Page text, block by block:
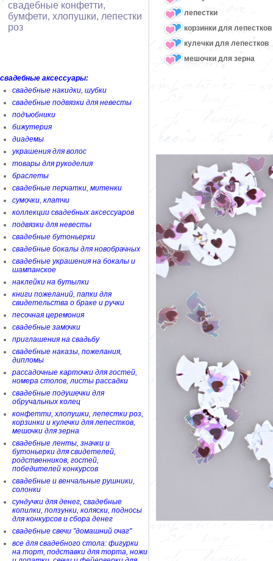
свадебные конфетти,
бумфети, хлопушки, лепестки
роз
свадебные аксессуары:
свадебные накидки, шубки
свадебные подвязки для невесты
подъюбники
бижутерия
диадемы
украшения для волос
товары для рукоделия
браслеты
свадебные перчатки, митенки
сумочки, клатчи
коллекции свадебных аксессуаров
подвязки для невесты
свадебные бутоньерки
свадебные бокалы для новобрачных
свадебные украшения на бокалы и
шампанское
наклейки на бутылки
книги пожеланий, папки для
свидетельства о браке и ручки
песочная церемония
свадебные замочки
приглашения на свадьбу
свадебные наказы, пожелания,
дипломы
рассадочные карточки для гостей,
номера столов, листы рассадки
свадебные подушечки для
обручальных колец
конфетти, хлопушки, лепестки роз,
корзинки и кулечки для лепестков,
мешочки для зерна
свадебные ленты, значки и
бутоньерки для свидетелей,
родственников, гостей,
победителей конкурсов
свадебные и венчальные рушники,
солонки
сундучки для денег, свадебные
копилки, ползунки, коляски, подносы
для конкурсов и сбора денег
свадебные свечи "домашний очаг"
все для свадебного стола: фигурки
на торт, подставки для торта, ножи
лепестки
корзинки для лепестков
кулечки для лепестков
мешочки для зерна